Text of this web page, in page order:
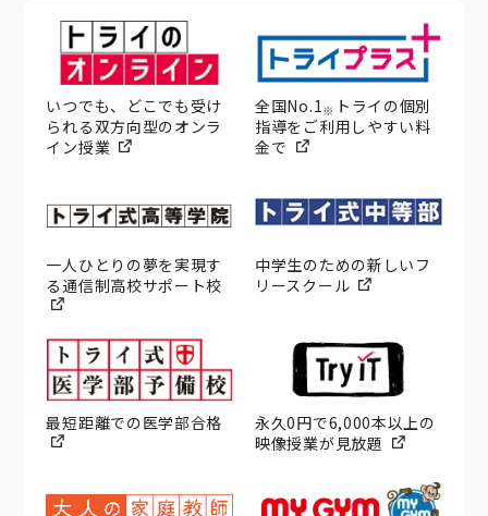
いつでも、どこでも受け
られる双方向型のオンラ
イン授業
全国No.1※ トライの個別
指導をご利用しやすい料
金で
一人ひとりの夢を実現す
る通信制高校サポート校
中学生のための新しいフ
リースクール
最短距離での医学部合格
永久0円で6,000本以上の
映像授業が見放題